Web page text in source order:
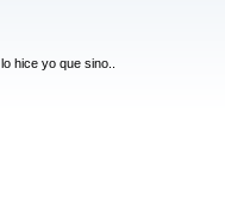
hice yo que sino..